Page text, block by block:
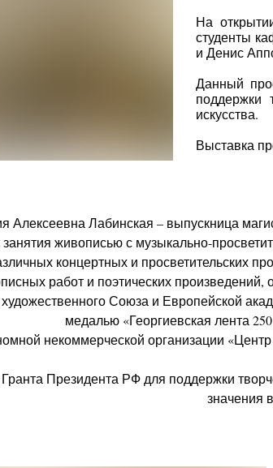
Алексеевна Лабинская – выпускница
живописью с музыкально-
концертных и просветительских
работ и поэтических
Союза и Европейской
медалью «Георгиевская лента
некоммерческой организации «Центр
Президента РФ для поддержки
значения
На
студенты
и Денис
Данный
поддержки
искусства.
Выставка